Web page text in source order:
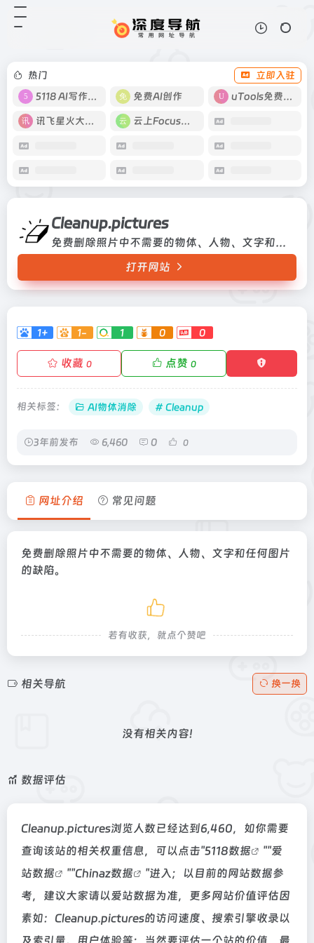
热门
立即入驻
5118 AI写作工具
免费AI创作 uTools免费工具箱
讯飞星火大模型 云上Focus接码
Cleanup.pictures
免费删除照片中不需要的物体、人物、文字和任何图片的缺陷。
打开网站
1+ 1- 1 0 0
收藏 0 点赞 0
相关标签： AI物体消除 # Cleanup
3年前发布 6,460 0 0
Cleanup.pictures
网址介绍 常见问题
免费删除照片中不需要的物体、人物、文字和任何图片
的缺陷。
若有收获，就点个赞吧
相关导航 换一换
没有相关内容!
数据评估
Cleanup.pictures浏览人数已经达到6,460，如你需要
查询该站的相关权重信息，可以点击"5118数据 ""爱
站数据
""Chinaz数据
"进入；以目前的网站数据参
考，建议大家请以爱站数据为准，更多网站价值评估因
素如：Cleanup.pictures的访问速度、搜索引擎收录以